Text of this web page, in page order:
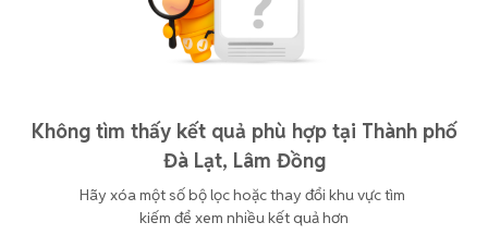
Không tìm thấy kết quả phù hợp tại Thành phố
Đà Lạt, Lâm Đồng
Hãy xóa một số bộ lọc hoặc thay đổi khu vực tìm
kiếm để xem nhiều kết quả hơn